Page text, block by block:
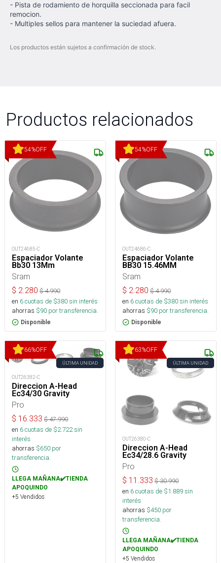
- Pista de rodamiento de horquilla seccionada para facil
remocion.
- Multiples sellos para mantener la suciedad afuera.
Los productos están sujetos a confirmación de stock.
Productos relacionados
54%OFF
OUT24685-C
Espaciador Volante
Bb30 13Mm
Sram
$ 2.280 $4.990
en 6cuotas de $380sin interés
ahorras $90 por transferencia.
Disponible
54%OFF
OUT24686-C
Espaciador Volante
BB30 15.46MM
Sram
$ 2.280 $4.990
en 6cuotas de $380sin interés
ahorras $90 por transferencia.
Disponible
66%OFF
ÚLTIMA UNIDAD
OUT26382-C
Direccion A-Head
Ec34/30 Gravity
Pro
$ 16.333 $47.990
en 6cuotas de $2.722sin
interés
ahorras $650 por
transferencia.
LLEGA MAÑANA✔️TIENDA
APOQUINDO
+5 Vendidos
63%OFF
ÚLTIMA UNIDAD
OUT26380-C
Direccion A-Head
Ec34/28.6 Gravity
Pro
$ 11.333 $30.990
en 6cuotas de $1.889sin
interés
ahorras $450 por
transferencia.
LLEGA MAÑANA✔️TIENDA
APOQUINDO
+5 Vendidos